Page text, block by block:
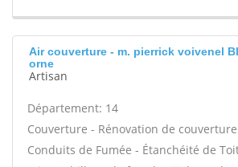
Air couverture - m. pierrick voivenel
orne
Artisan
Département: 14
Couverture - Rénovation de
Conduits de Fumée - Étanchéité de